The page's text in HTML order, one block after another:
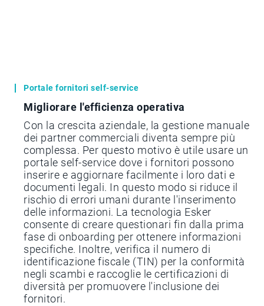
Portale fornitori self-service
Migliorare l'efficienza operativa
Con la crescita aziendale, la gestione manuale
dei partner commerciali diventa sempre più
complessa. Per questo motivo è utile usare un
portale self-service dove i fornitori possono
inserire e aggiornare facilmente i loro dati e
documenti legali. In questo modo si riduce il
rischio di errori umani durante l'inserimento
delle informazioni. La tecnologia Esker
consente di creare questionari fin dalla prima
fase di onboarding per ottenere informazioni
specifiche. Inoltre, verifica il numero di
identificazione fiscale (TIN) per la conformità
negli scambi e raccoglie le certificazioni di
diversità per promuovere l'inclusione dei
fornitori.